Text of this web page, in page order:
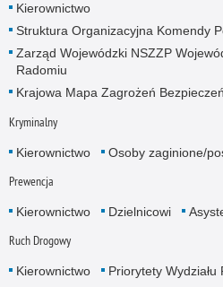
Kierownictwo
Struktura Organizacyjna Komendy
Zarząd Wojewódzki NSZZP
Radomiu
Krajowa Mapa Zagrożeń
Kryminalny
Kierownictwo Osoby zaginione/
Prewencja
Kierownictwo Dzielnicowi
Ruch Drogowy
Kierownictwo
Priorytety